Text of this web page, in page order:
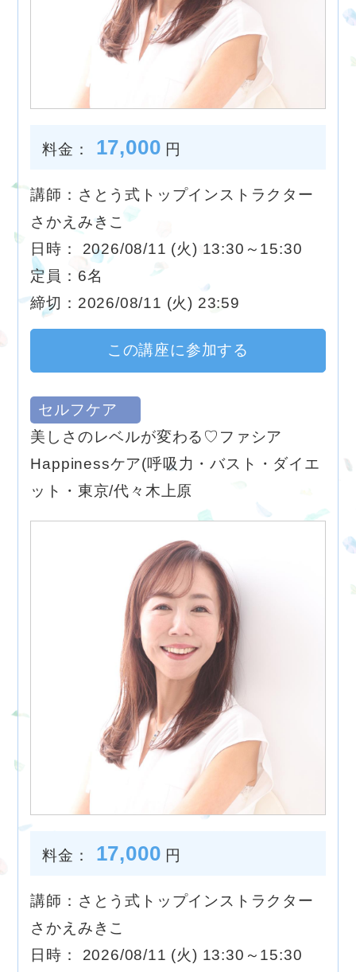
料金： 17,000 円
講師：さとう式トップインストラクター
さかえみきこ
日時： 2026/08/11 (火) 13:30～15:30
定員：6名
締切：2026/08/11 (火) 23:59
この講座に参加する
セルフケア
美しさのレベルが変わる♡ファシア
Happinessケア(呼吸力・バスト・ダイエ
ット・東京/代々木上原
料金： 17,000 円
講師：さとう式トップインストラクター
さかえみきこ
日時： 2026/08/11 (火) 13:30～15:30